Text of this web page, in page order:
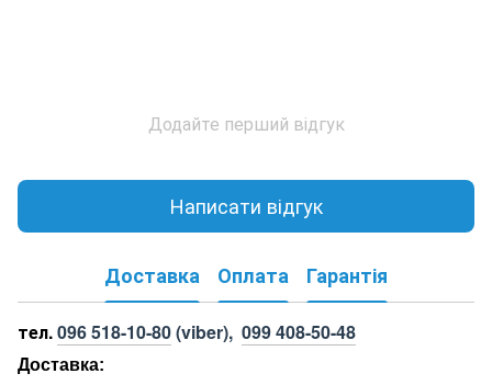
Додайте перший відгук
Написати відгук
Доставка Оплата Гарантія
тел.096 518-10-80(viber), 099 408-50-48
Доставка: